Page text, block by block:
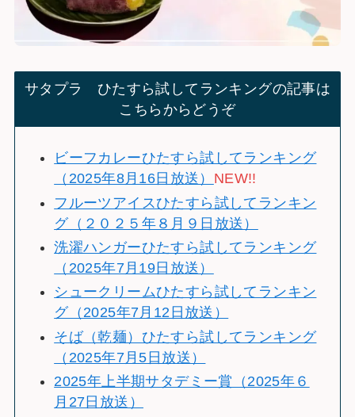
サタプラ ひたすら試してランキングの記事は
こちらからどうぞ
ビーフカレーひたすら試してランキング
（2025年8月16日放送） NEW!!
フルーツアイスひたすら試してランキン
グ（２０２５年８月９日放送）
洗濯ハンガーひたすら試してランキング
（2025年7月19日放送）
シュークリームひたすら試してランキン
グ（2025年7月12日放送）
そば（乾麺）ひたすら試してランキング
（2025年7月5日放送）
2025年上半期サタデミー賞（2025年６
月27日放送）